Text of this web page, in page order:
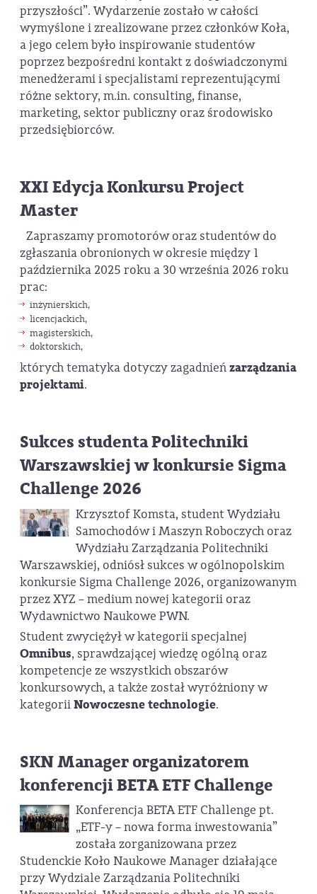
przyszłości”. Wydarzenie zostało w całości
wymyślone i zrealizowane przez członków Koła,
a jego celem było inspirowanie studentów
poprzez bezpośredni kontakt z doświadczonymi
menedżerami i specjalistami reprezentującymi
różne sektory, m.in. consulting, finanse,
marketing, sektor publiczny oraz środowisko
przedsiębiorców.
XXI Edycja Konkursu Project
Master
Zapraszamy promotorów oraz studentów do
zgłaszania obronionych w okresie między 1
października 2025 roku a 30 września 2026 roku
prac:
inżynierskich,
licencjackich,
magisterskich,
doktorskich,
których tematyka dotyczy zagadnieńzarządzania
projektami.
Sukces studenta Politechniki
Warszawskiej w konkursie Sigma
Challenge 2026
Krzysztof Komsta, student Wydziału
Samochodów i Maszyn Roboczych oraz
Wydziału Zarządzania Politechniki
Warszawskiej, odniósł sukces w ogólnopolskim
konkursie Sigma Challenge 2026, organizowanym
przez XYZ – medium nowej kategorii oraz
Wydawnictwo Naukowe PWN.
Student zwyciężył w kategorii specjalnej
Omnibus, sprawdzającej wiedzę ogólną oraz
kompetencje ze wszystkich obszarów
konkursowych, a także został wyróżniony w
kategoriiNowoczesne technologie.
SKN Manager organizatorem
konferencji BETA ETF Challenge
Konferencja BETA ETF Challenge pt.
„ETF-y – nowa forma inwestowania”
została zorganizowana przez
Studenckie Koło Naukowe Manager działające
przy Wydziale Zarządzania Politechniki